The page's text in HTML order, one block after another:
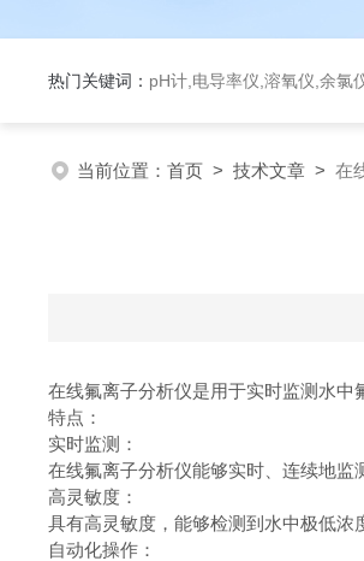
热门关键词： pH计,电导率仪,溶氧仪,余氯
当前位置： 首页 > 技术文章 > 在
在线氟离子分析仪是用于实时监测水
特点：
实时监测：
在线氟离子分析仪能够实时、连续地
高灵敏度：
具有高灵敏度，能够检测到水中极低
自动化操作：